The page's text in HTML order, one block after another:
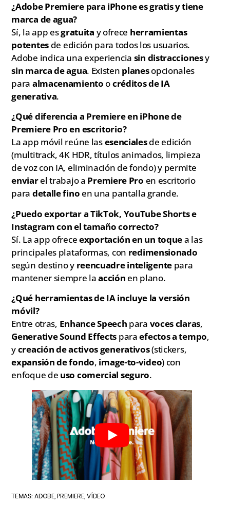
¿Adobe Premiere para iPhone es gratis y tiene
marca de agua?
Sí, la app esgratuita y ofrece herramientas
potentes de edición para todos los usuarios.
Adobe indica una experiencia sin distraccionesy
sin marca de agua. Existen planesopcionales
para almacenamiento ocréditos de IA
generativa.
¿Qué diferencia a Premiere en iPhone de
Premiere Pro en escritorio?
La app móvil reúne lasesencialesde edición
(multitrack, 4K HDR, títulos animados, limpieza
de voz con IA, eliminación de fondo) y permite
enviarel trabajo a Premiere Pro en escritorio
para detalle fino en una pantalla grande.
¿Puedo exportar a TikTok, YouTube Shorts e
Instagram con el tamaño correcto?
Sí. La app ofreceexportación en un toquea las
principales plataformas, con redimensionado
según destino y reencuadre inteligente para
mantener siempre laacción en plano.
¿Qué herramientas de IA incluye la versión
móvil?
Entre otras, Enhance Speech para voces claras,
Generative Sound Effects paraefectos a tempo,
ycreación de activos generativos(stickers,
expansión de fondo, image-to-video) con
enfoque de uso comercial seguro.
TEMAS:ADOBE, PREMIERE,VÍDEO